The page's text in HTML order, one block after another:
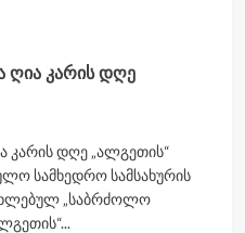
ღია კარის დღე
კარის დღე „ალგეთის“
სამხედრო სამსახურის
„საბრძოლო